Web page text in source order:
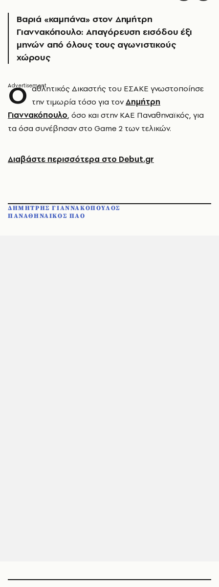
Βαριά «καμπάνα» στον Δημήτρη
Γιαννακόπουλο: Απαγόρευση εισόδου έξι
μηνών από όλους τους αγωνιστικούς
χώρους
Ο αθλητικός Δικαστής του ΕΣΑΚΕ γνωστοποίησε
την τιμωρία τόσο για τονΔημήτρη
Γιαννακόπουλο, όσο και στην ΚΑΕ Παναθηναϊκός, για
τα όσα συνέβησαν στο Game 2 των τελικών.
Διαβάστε περισσότερα στο Debut.gr
ΔΗΜΗΤΡΗΣ ΓΙΑΝΝΑΚΟΠΟΥΛΟΣ
ΠΑΝΑΘΗΝΑΙΚΟΣ ΠΑΟ